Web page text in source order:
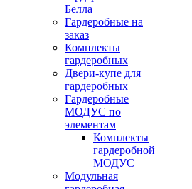
Белла
Гардеробные на
заказ
Комплекты
гардеробных
Двери-купе для
гардеробных
Гардеробные
МОДУС по
элементам
Комплекты
гардеробной
МОДУС
Модульная